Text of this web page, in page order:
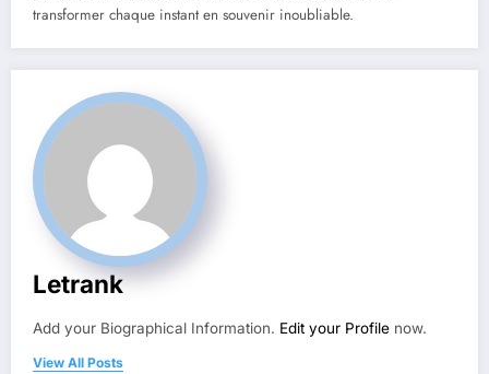
transformer chaque instant en souvenir inoubliable.
Letrank
Add your Biographical Information. Edit your Profile now.
View All Posts